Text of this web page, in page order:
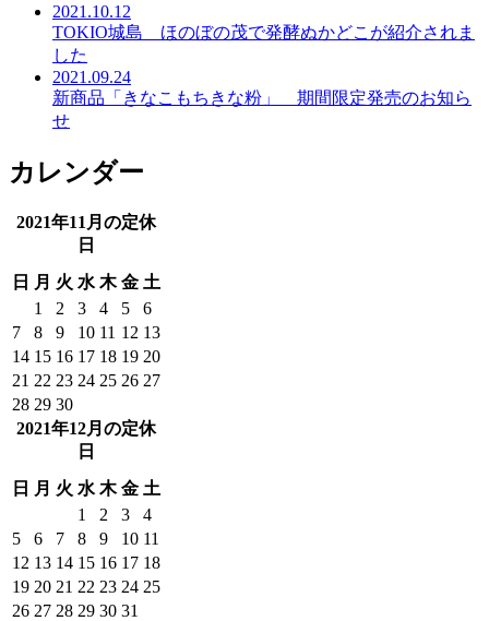
2021.10.12
TOKIO城島 ほのぼの茂で発酵ぬかどこが紹介されま
した
2021.09.24
新商品「きなこもちきな粉」 期間限定発売のお知ら
せ
カレンダー
2021年11月の定休
日
日
月 火 水 木 金 土
1
2 3 4 5
6
7
8 9 10 11 12 13
14 15 16 17 18 19 20
21 22 23 24 25 26 27
28 29 30
2021年12月の定休
日
日
月 火 水 木 金 土
1
2 3
4
5
6 7 8 9 10 11
12 13 14 15 16 17 18
19 20 21 22 23 24 25
26 27 28 29 30 31